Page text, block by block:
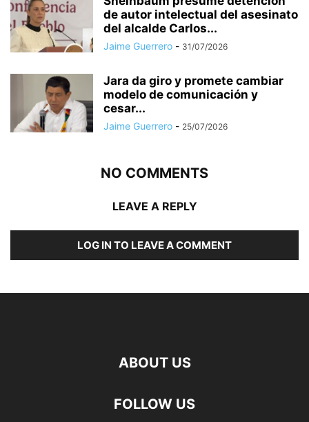
de autor intelectual del asesinato
del alcalde Carlos...
Jaime Guerrero - 31/07/2026
Jara da giro y promete cambiar
modelo de comunicación y
cesar...
Jaime Guerrero - 25/07/2026
NO COMMENTS
LEAVE A REPLY
LOG IN TO LEAVE A COMMENT
ABOUT US
FOLLOW US